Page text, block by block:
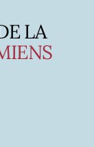
LA